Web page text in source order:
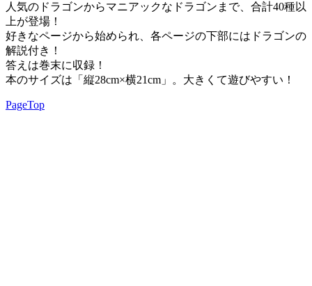
人気のドラゴンからマニアックなドラゴンまで、合計40種以
上が登場！
好きなページから始められ、各ページの下部にはドラゴンの
解説付き！
答えは巻末に収録！
本のサイズは「縦28cm×横21cm」。大きくて遊びやすい！
PageTop